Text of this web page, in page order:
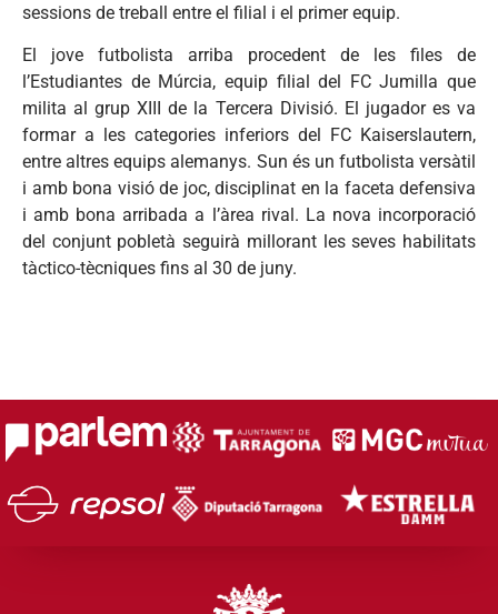
sessions de treball entre el filial i el primer equip.
El jove futbolista arriba procedent de les files de
l’Estudiantes de Múrcia, equip filial del FC Jumilla que
milita al grup XIII de la Tercera Divisió. El jugador es va
formar a les categories inferiors del FC Kaiserslautern,
entre altres equips alemanys. Sun és un futbolista versàtil
i amb bona visió de joc, disciplinat en la faceta defensiva
i amb bona arribada a l’àrea rival. La nova incorporació
del conjunt pobletà seguirà millorant les seves habilitats
tàctico-tècniques fins al 30 de juny.